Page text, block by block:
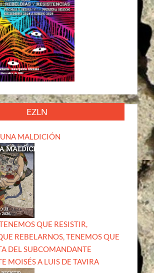
EZLN
UNA MALDICIÓN
QUE RESISTIR,
REBELARNOS, TENEMOS QUE
DEL SUBCOMANDANTE
MOISÉS A LUIS DE TAVIRA